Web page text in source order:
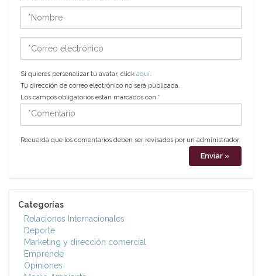
electrónico
Si quieres personalizar tu avatar, click aquí.
Tu dirección de correo electrónico no será publicada.
Los campos obligatorios están marcados con *
*Comentario
Recuerda que los comentarios deben ser revisados por un administrador.
Categorías
Relaciones Internacionales
Deporte
Marketing y dirección comercial
Emprende
Opiniones